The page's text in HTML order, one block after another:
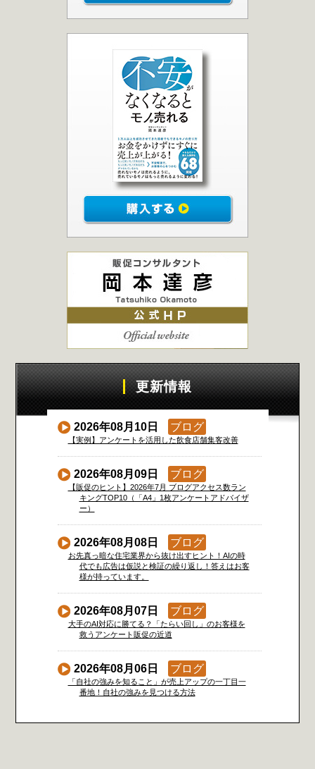
更新情報
2026年08月10日 ブログ
【実例】アンケートを活用した飲食店舗集客改善
2026年08月09日 ブログ
【販促のヒント】2026年7月 ブログアクセス数ラン
キングTOP10（「A4」1枚アンケートアドバイザ
ー）
2026年08月08日 ブログ
お先真っ暗な住宅業界から抜け出すヒント！AIの時
代でも広告は仮説と検証の繰り返し！答えはお客
様が持っています。
2026年08月07日 ブログ
大手のAI対応に勝てる？「たらい回し」のお客様を
救うアンケート販促の近道
2026年08月06日 ブログ
「自社の強みを知ること」が売上アップの一丁目一
番地！自社の強みを見つける方法